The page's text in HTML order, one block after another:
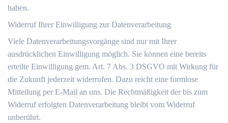
haben.
Widerruf Ihrer Einwilligung zur Datenverarbeitung
Viele Datenverarbeitungsvorgänge sind nur mit Ihrer
ausdrücklichen Einwilligung möglich. Sie können eine bereits
erteilte Einwilligung gem. Art. 7 Abs. 3 DSGVO mit Wirkung für
die Zukunft jederzeit widerrufen. Dazu reicht eine formlose
Mitteilung per E-Mail an uns. Die Rechtmäßigkeit der bis zum
Widerruf erfolgten Datenverarbeitung bleibt vom Widerruf
unberührt.